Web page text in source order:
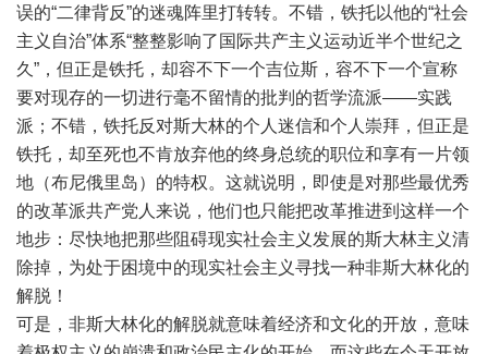
误的“二律背反”的迷魂阵里打转转。不错，铁托以他的“社会
主义自治”体系“整整影响了国际共产主义运动近半个世纪之
久”，但正是铁托，却容不下一个吉位斯，容不下一个宣称
要对现存的一切进行毫不留情的批判的哲学流派——实践
派；不错，铁托反对斯大林的个人迷信和个人崇拜，但正是
铁托，却至死也不肯放弃他的终身总统的职位和享有一片领
地（布尼俄里岛）的特权。这就说明，即使是对那些最优秀
的改革派共产党人来说，他们也只能把改革推进到这样一个
地步：尽快地把那些阻碍现实社会主义发展的斯大林主义清
除掉，为处于困境中的现实社会主义寻找一种非斯大林化的
解脱！
可是，非斯大林化的解脱就意味着经济和文化的开放，意味